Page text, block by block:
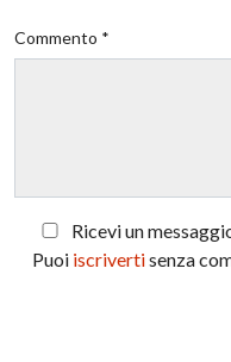
Commento *
Ricevi un
Puoi iscrivertisenza